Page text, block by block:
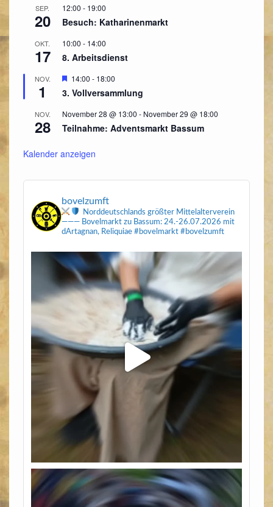
SEP.
20
12:00 - 19:00
Besuch: Katharinenmarkt
OKT.
17
10:00 - 14:00
8. Arbeitsdienst
NOV.
1
Hervorgehoben
14:00 - 18:00
3. Vollversammlung
NOV.
28
November 28 @ 13:00 - November 29 @ 18:00
Teilnahme: Adventsmarkt Bassum
Kalender anzeigen
bovelzumft
Norddeutschlands größter Mittelalterverein
——— Bovelmarkt zu Bassum: 24.-26.07.2026 mit
dArtagnan, Reliquiae#bovelmarkt #bovelzumft